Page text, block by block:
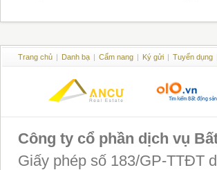
Trang chủ | Danh bạ | Cẩm nang | Ký gửi | Tuyển dụng
Công ty cổ phần dịch vụ
Giấy phép số 183/GP-TTĐT